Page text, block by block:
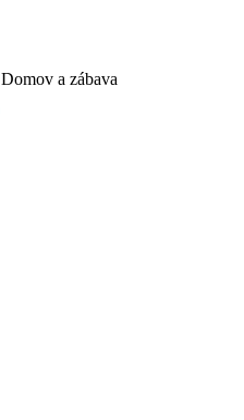
Domov a zábava